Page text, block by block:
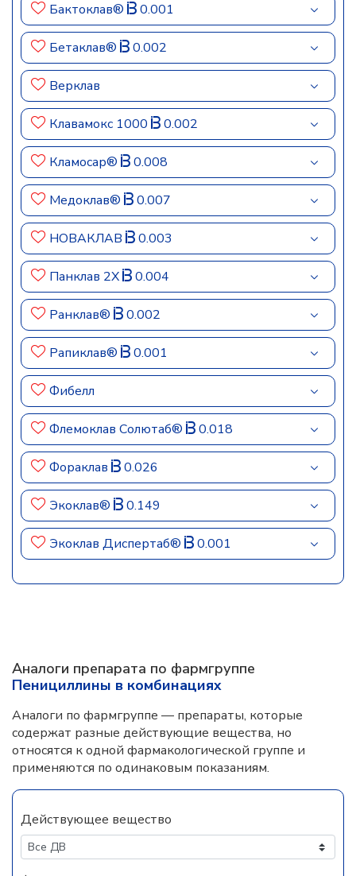
Бактоклав® 0.001
Бетаклав® 0.002
Верклав
Клавамокс 1000 0.002
Кламосар® 0.008
Медоклав® 0.007
НОВАКЛАВ 0.003
Панклав 2Х 0.004
Ранклав® 0.002
Рапиклав® 0.001
Фибелл
Флемоклав Солютаб® 0.018
Фораклав 0.026
Экоклав® 0.149
Экоклав Диспертаб® 0.001
Аналоги препарата по фармгруппе
Пенициллины в комбинациях
Аналоги по фармгруппе — препараты, которые
содержат разные действующие вещества, но
относятся к одной фармакологической группе и
применяются по одинаковым показаниям.
Действующее вещество